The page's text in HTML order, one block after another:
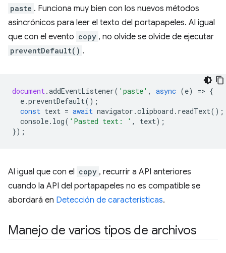
paste . Funciona muy bien con los nuevos métodos
asincrónicos para leer el texto del portapapeles. Al igual
que con el evento copy , no olvide se olvide de ejecutar
preventDefault() .
document.addEventListener( 'paste' , async (e) => {
e.preventDefault();
const text = await navigator .clipboard . readText();
console. log( 'Pasted text: ' , text);
});
Al igual que con el copy , recurrir a API anteriores
cuando la API del portapapeles no es compatible se
abordará en Detección de características.
Manejo de varios tipos de archivos